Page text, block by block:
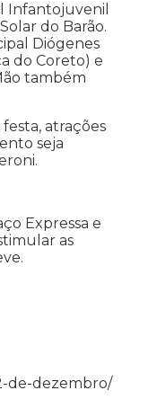
Infantojuvenil
do Barão.
Diógenes
do Coreto) e
também
atrações
seja
Expressa e
as
de-dezembro/